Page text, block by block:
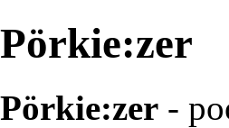
Pörkie:zer
Pörkie:zer -